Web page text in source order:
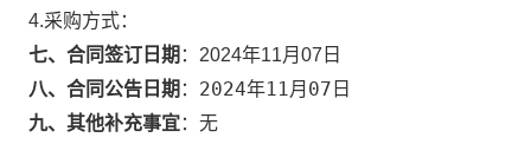
4.采购方式：
七、合同签订日期 ： 2024年11月07日
八、合同公告日期 ： 2024年11月07日
九、其他补充事宜： 无